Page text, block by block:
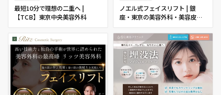
最短10分で理想の二重へ |
【TCB】東京中央美容外科
ノエル式フェイスリフト | 銀
座・東京の美容外科・美容皮膚
科ならノエル銀座クリニック